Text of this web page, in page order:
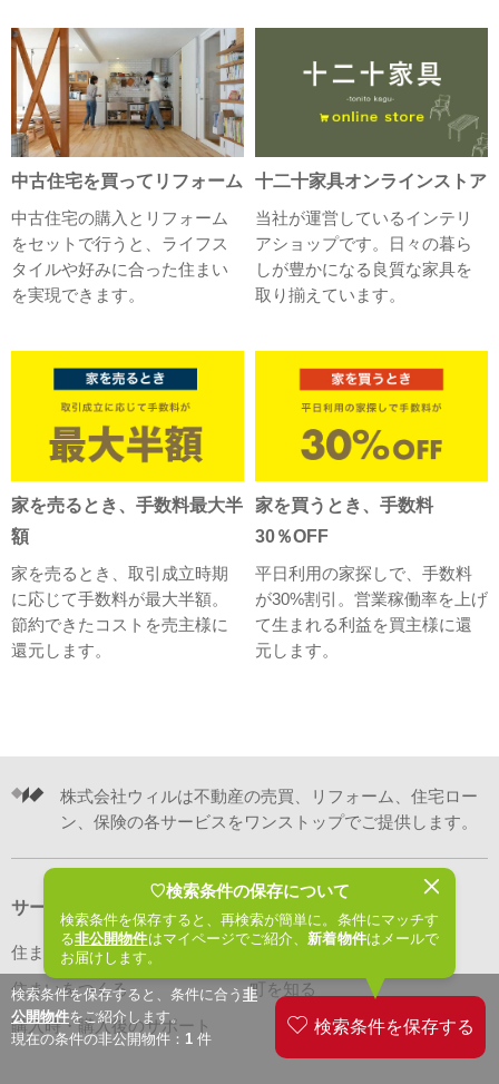
♡検索条件の保存について
検索条件を保存すると、再検索が簡単に。条件にマッチす
る非公開物件はマイページでご紹介、新着物件はメールで
お届けします。
検索条件を保存すると、条件に合う 非
公開物件をご紹介します。
現在の条件の非公開物件： 1 件
中古住宅を買ってリフォーム
中古住宅の購入とリフォーム
をセットで行うと、ライフス
タイルや好みに合った住まい
を実現できます。
十二十家具オンラインストア
当社が運営しているインテリ
アショップです。日々の暮ら
しが豊かになる良質な家具を
取り揃えています。
家を売るとき、手数料最大半
額
家を売るとき、取引成立時期
に応じて手数料が最大半額。
節約できたコストを売主様に
還元します。
家を買うとき、手数料
30％OFF
平日利用の家探しで、手数料
が30%割引。営業稼働率を上げ
て生まれる利益を買主様に還
元します。
株式会社ウィルは不動産の売買、リフォーム、住宅ロー
ン、保険の各サービスをワンストップでご提供します。
サービスラインナップ
住まいをさがす
住まいをつくる 町を知る
購入時・購入後のサポート